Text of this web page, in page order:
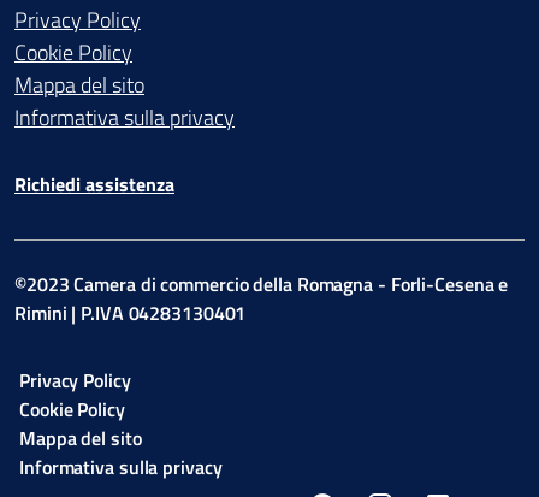
Privacy Policy
Cookie Policy
Mappa del sito
Informativa sulla privacy
Richiedi assistenza
©2023 Camera di commercio della Romagna - Forli-Cesena e
Rimini | P.IVA 04283130401
Privacy Policy
Cookie Policy
Mappa del sito
Informativa sulla privacy